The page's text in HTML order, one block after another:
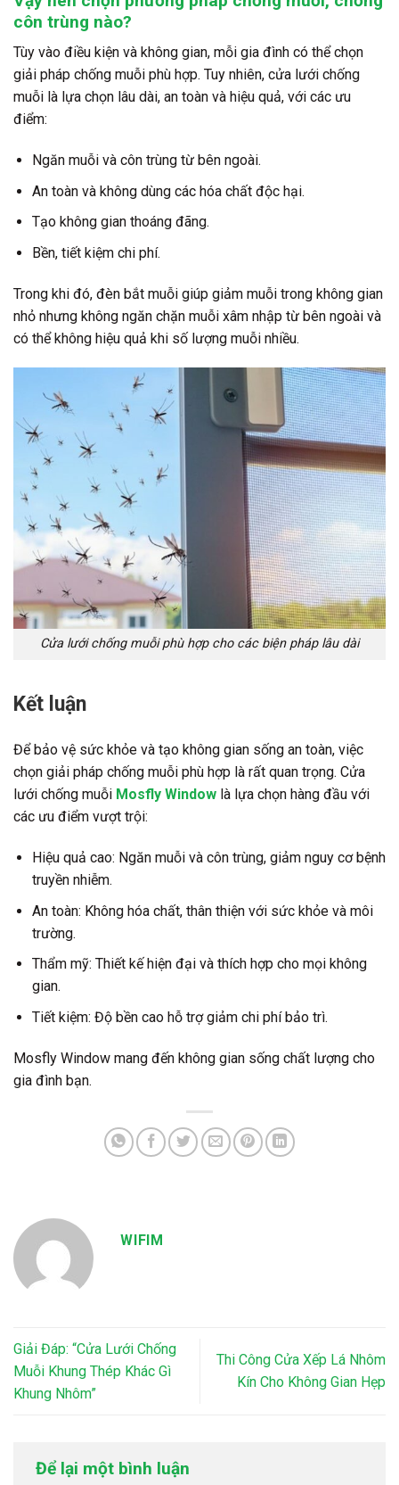
côn trùng nào?
Tùy vào điều kiện và không gian, mỗi gia đình có thể chọn
giải pháp chống muỗi phù hợp. Tuy nhiên, cửa lưới chống
muỗi là lựa chọn lâu dài, an toàn và hiệu quả, với các ưu
điểm:
Ngăn muỗi và côn trùng từ bên ngoài.
An toàn và không dùng các hóa chất độc hại.
Tạo không gian thoáng đãng.
Bền, tiết kiệm chi phí.
Trong khi đó, đèn bắt muỗi giúp giảm muỗi trong không gian
nhỏ nhưng không ngăn chặn muỗi xâm nhập từ bên ngoài và
có thể không hiệu quả khi số lượng muỗi nhiều.
Cửa lưới chống muỗi phù hợp cho các biện pháp lâu dài
Kết luận
Để bảo vệ sức khỏe và tạo không gian sống an toàn, việc
chọn giải pháp chống muỗi phù hợp là rất quan trọng. Cửa
lưới chống muỗi Mosfly Window là lựa chọn hàng đầu với
các ưu điểm vượt trội:
Hiệu quả cao: Ngăn muỗi và côn trùng, giảm nguy cơ bệnh
truyền nhiễm.
An toàn: Không hóa chất, thân thiện với sức khỏe và môi
trường.
Thẩm mỹ: Thiết kế hiện đại và thích hợp cho mọi không
gian.
Tiết kiệm: Độ bền cao hỗ trợ giảm chi phí bảo trì.
Mosfly Window mang đến không gian sống chất lượng cho
gia đình bạn.
WIFIM
Giải Đáp: “Cửa Lưới Chống
Muỗi Khung Thép Khác Gì
Khung Nhôm”
Thi Công Cửa Xếp Lá Nhôm
Kín Cho Không Gian Hẹp
Để lại một bình luận